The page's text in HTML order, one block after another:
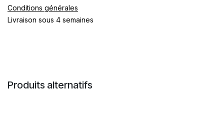
Conditions générales
Livraison sous 4 semaines
Produits alternatifs